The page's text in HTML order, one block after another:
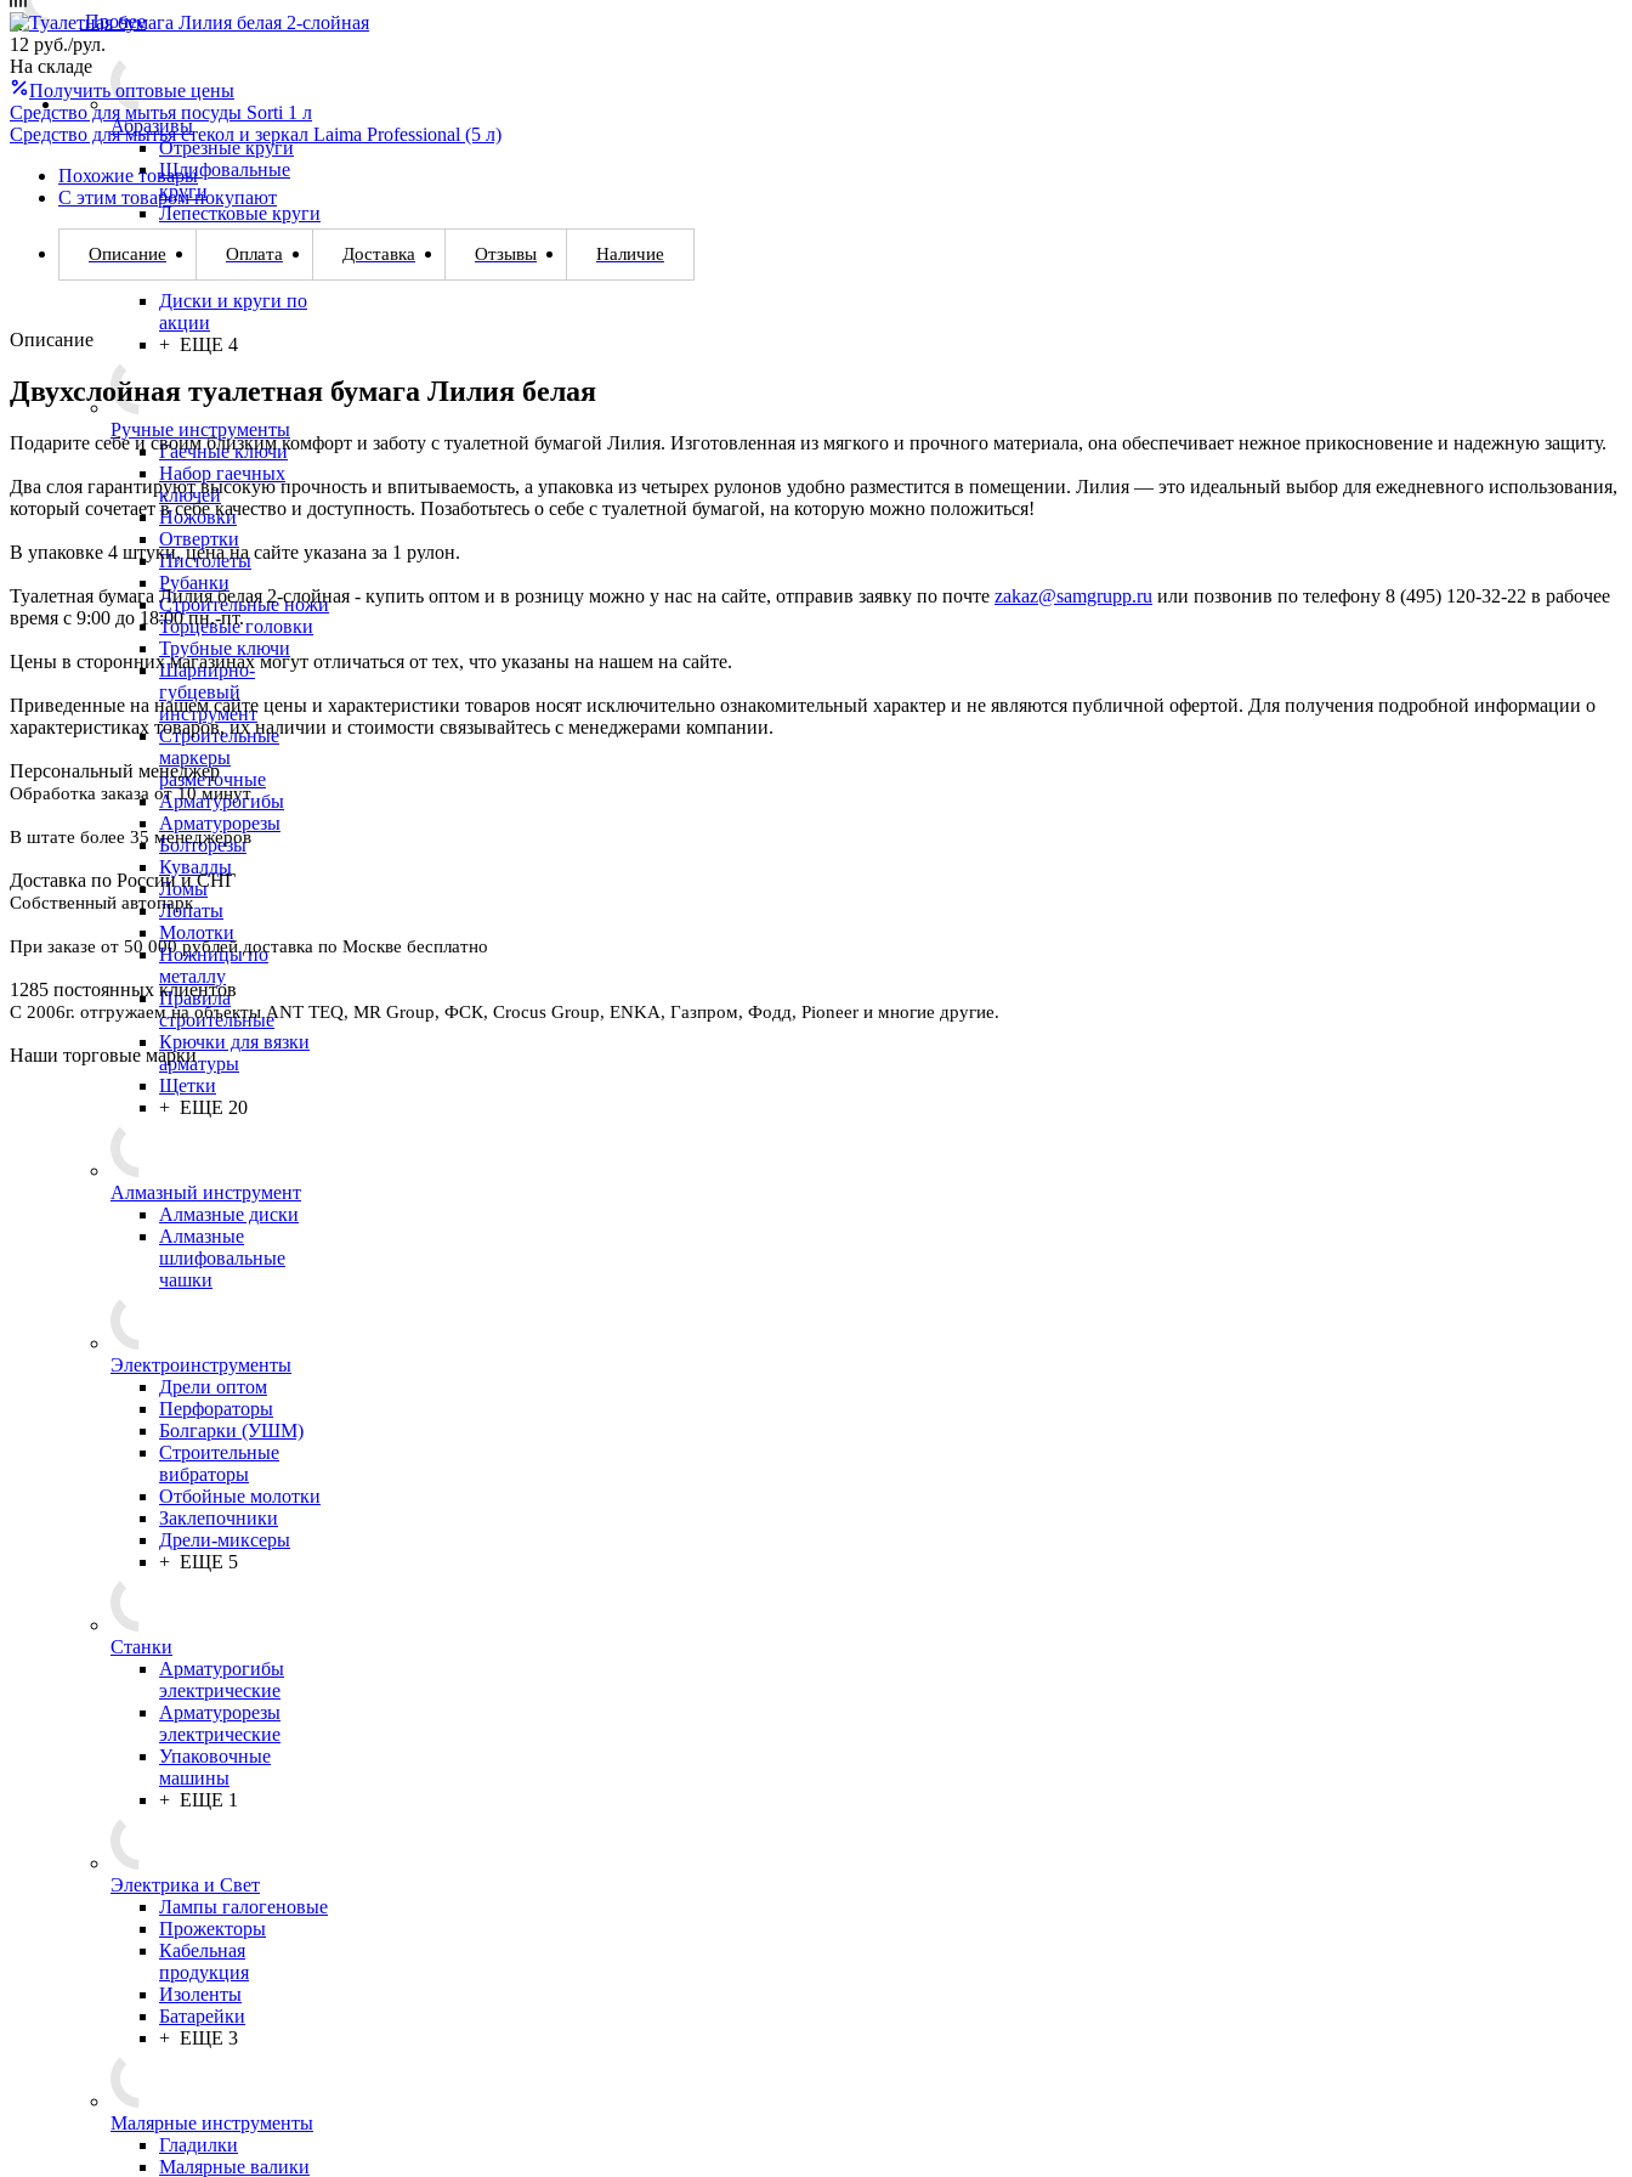
Прочее
Абразивы
Отрезные круги
Шлифовальные
круги
Лепестковые круги
Наждачная бумага/
шкурки
Насадки
Диски и круги по
акции
+ ЕЩЕ 4
Ручные инструменты
Гаечные ключи
Набор гаечных
ключей
Ножовки
Отвертки
Пистолеты
Рубанки
Строительные ножи
Торцевые головки
Трубные ключи
Шарнирно-
губцевый
инструмент
Строительные
маркеры
разметочные
Арматурогибы
Арматурорезы
Болторезы
Кувалды
Ломы
Лопаты
Молотки
Ножницы по
металлу
Правила
строительные
Крючки для вязки
арматуры
Щетки
+ ЕЩЕ 20
Алмазный инструмент
Алмазные диски
Алмазные
шлифовальные
чашки
Электроинструменты
Дрели оптом
Перфораторы
Болгарки (УШМ)
Строительные
вибраторы
Отбойные молотки
Заклепочники
Дрели-миксеры
+ ЕЩЕ 5
Станки
Арматурогибы
электрические
Арматурорезы
электрические
Упаковочные
машины
+ ЕЩЕ 1
Электрика и Свет
Лампы галогеновые
Прожекторы
Кабельная
продукция
Изоленты
Батарейки
+ ЕЩЕ 3
Малярные инструменты
Гладилки
Малярные валики
12 руб./рул.
На складе
Получить оптовые цены
Средство для мытья посуды Sorti 1 л
Средство для мытья стекол и зеркал Laima Professional (5 л)
Похожие товары
С этим товаром покупают
Описание Оплата Доставка Отзывы Наличие
Описание
Двухслойная туалетная бумага Лилия белая
Подарите себе и своим близким комфорт и заботу с туалетной бумагой Лилия. Изготовленная из мягкого и прочного материала, она обеспечивает нежное прикосновение и надежную защиту.
Два слоя гарантируют высокую прочность и впитываемость, а упаковка из четырех рулонов удобно разместится в помещении. Лилия — это идеальный выбор для ежедневного использования,
который сочетает в себе качество и доступность. Позаботьтесь о себе с туалетной бумагой, на которую можно положиться!
В упаковке 4 штуки, цена на сайте указана за 1 рулон.
Туалетная бумага Лилия белая 2-слойная - купить оптом и в розницу можно у нас на сайте, отправив заявку по почте zakaz@samgrupp.ru или позвонив по телефону 8 (495) 120-32-22 в рабочее
время с 9:00 до 18:00 пн.-пт.
Цены в сторонних магазинах могут отличаться от тех, что указаны на нашем на сайте.
Приведенные на нашем сайте цены и характеристики товаров носят исключительно ознакомительный характер и не являются публичной офертой. Для получения подробной информации о
характеристиках товаров, их наличии и стоимости связывайтесь с менеджерами компании.
Персональный менеджер
Обработка заказа от 10 минут
В штате более 35 менеджеров
Доставка по России и СНГ
Собственный автопарк
При заказе от 50 000 рублей доставка по Москве бесплатно
1285 постоянных клиентов
С 2006г. отгружаем на объекты ANT TEQ, MR Group, ФСК, Crocus Group, ENKA, Газпром, Фодд, Pioneer и многие другие.
Наши торговые марки